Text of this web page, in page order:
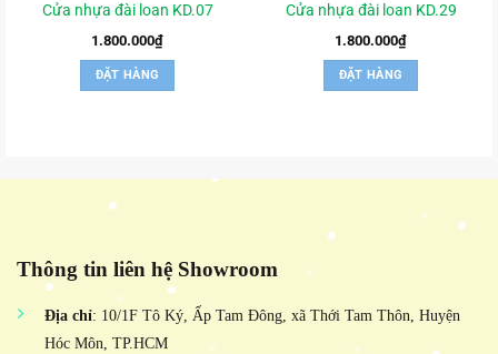
Cửa nhựa đài loan KD.07
1.800.000₫
ĐẶT HÀNG
Cửa nhựa đài loan KD.29
1.800.000₫
ĐẶT HÀNG
Thông tin liên hệ Showroom
Địa chỉ: 10/1F Tô Ký, Ấp Tam Đông, xã Thới Tam Thôn, Huyện
Hóc Môn, TP.HCM